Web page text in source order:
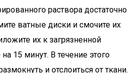
раствора достаточно
ватные диски и смочите их
их к загрязненной
15 минут. В течение этого
и отслоиться от ткани.